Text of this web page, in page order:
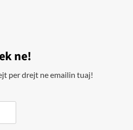
ne!
per drejt ne emailin tuaj!